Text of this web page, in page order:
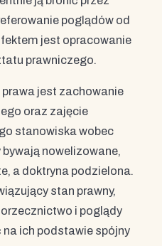
poglądów od
jest opracowanie
prawniczego.
jest zachowanie
oraz zajęcie
stanowiska wobec
nowelizowane,
a doktryna podzielona.
stan prawny,
i poglądy
ich podstawie spójny